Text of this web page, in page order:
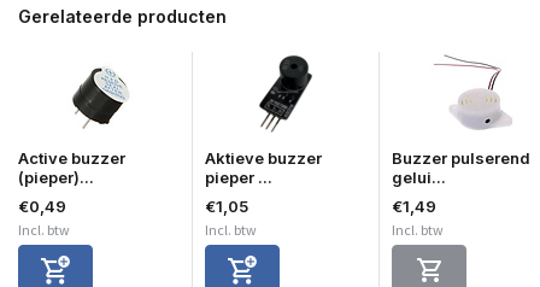
Gerelateerde producten
Active buzzer
(pieper)...
€0,49
Incl. btw
Aktieve buzzer
pieper ...
€1,05
Incl. btw
Buzzer pulserend
gelui...
€1,49
Incl. btw